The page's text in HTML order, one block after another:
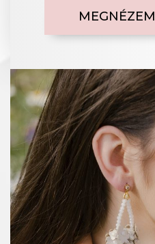
MEGNÉZEM